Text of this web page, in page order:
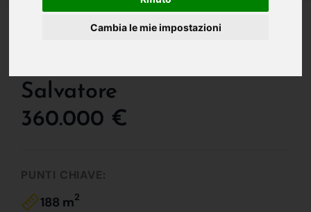
Cambia le mie impostazioni
IN VENDITA
Porzione Di Casa In
Salvatore
360.000 €
PUNTI CHIAVE:
188 m2